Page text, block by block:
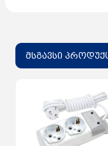
სადენის სისქე - 3X1
დამიწება- კი;
მსგავსი